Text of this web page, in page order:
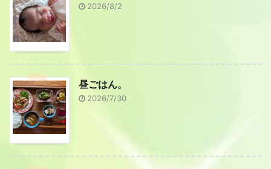
2026/8/2
昼ごはん。
2026/7/30